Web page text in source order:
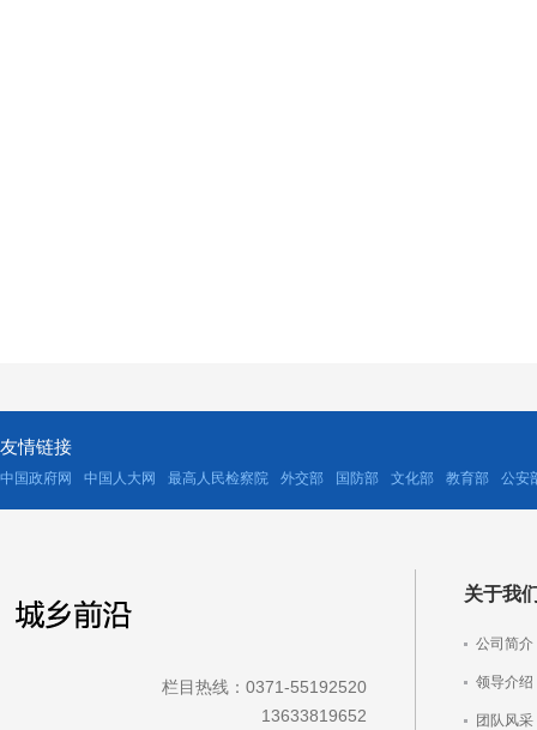
友情链接
中国政府网 中国人大网 最高人民检察院 外交部 国防部 文化部 教育部 公安
栏目热线：0371-55192520
13633819652
关于我
公司简介
领导介绍
团队风采